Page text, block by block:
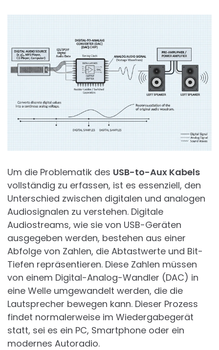
Um die Problematik des USB-to-Aux Kabels
vollständig zu erfassen, ist es essenziell, den
Unterschied zwischen digitalen und analogen
Audiosignalen zu verstehen. Digitale
Audiostreams, wie sie von USB-Geräten
ausgegeben werden, bestehen aus einer
Abfolge von Zahlen, die Abtastwerte und Bit-
Tiefen repräsentieren. Diese Zahlen müssen
von einem Digital-Analog-Wandler (DAC) in
eine Welle umgewandelt werden, die die
Lautsprecher bewegen kann. Dieser Prozess
findet normalerweise im Wiedergabegerät
statt, sei es ein PC, Smartphone oder ein
modernes Autoradio.